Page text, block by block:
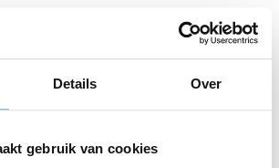
Details Over
gebruik van cookies